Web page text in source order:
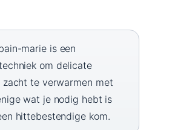
marie is een
om delicate
zacht te verwarmen met
wat je nodig hebt is
hittebestendige kom.